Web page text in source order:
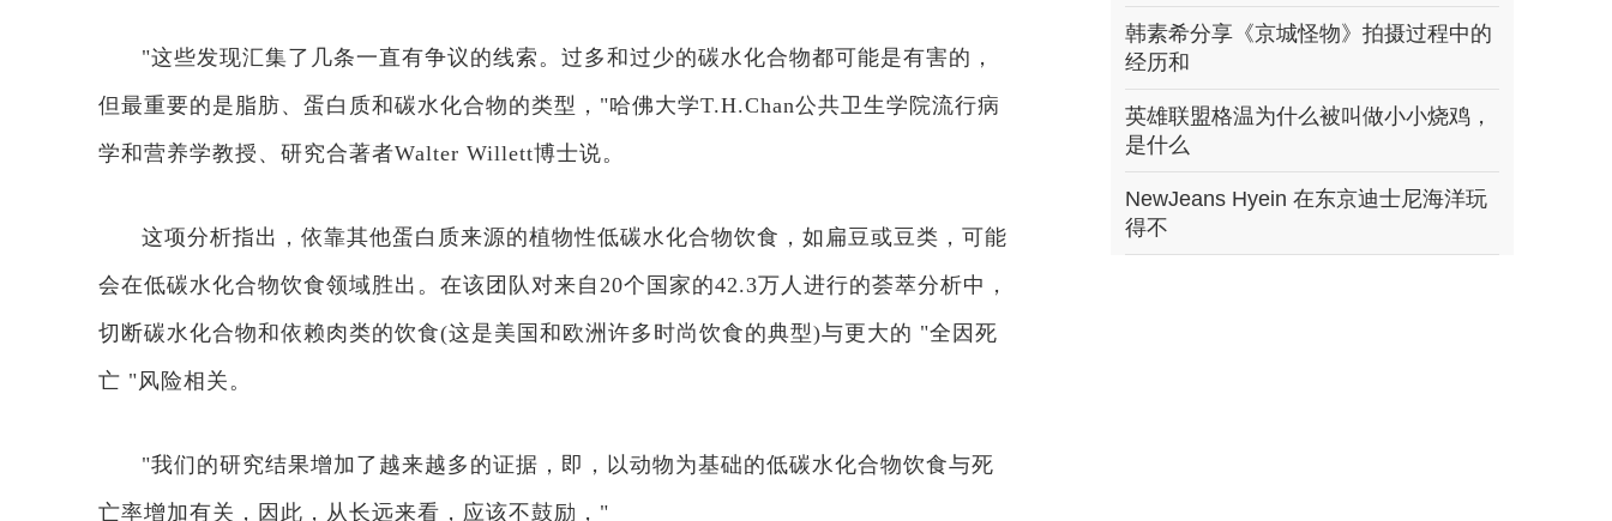
"这些发现汇集了几条一直有争议的线索。过多和过少的碳水化合物都可能是有害的，
但最重要的是脂肪、蛋白质和碳水化合物的类型，"哈佛大学T.H.Chan公共卫生学院流行病
学和营养学教授、研究合著者Walter Willett博士说。
这项分析指出，依靠其他蛋白质来源的植物性低碳水化合物饮食，如扁豆或豆类，可能
会在低碳水化合物饮食领域胜出。在该团队对来自20个国家的42.3万人进行的荟萃分析中，
切断碳水化合物和依赖肉类的饮食(这是美国和欧洲许多时尚饮食的典型)与更大的 "全因死
亡 "风险相关。
"我们的研究结果增加了越来越多的证据，即，以动物为基础的低碳水化合物饮食与死
亡率增加有关，因此，从长远来看，应该不鼓励，"
韩素希分享《京城怪物》拍摄过程中的
经历和
英雄联盟格温为什么被叫做小小烧鸡，
是什么
NewJeans Hyein 在东京迪士尼海洋玩
得不